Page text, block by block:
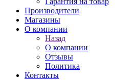
Производители
Магазины
О компании
Назад
О компании
Отзывы
Политика
Контакты